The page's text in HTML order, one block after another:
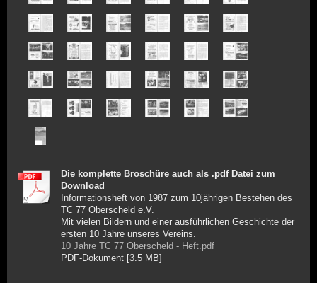
Die komplette Broschüre auch als .pdf Datei zum
Download
Informationsheft von 1987 zum 10jährigen Bestehen des
TC 77 Oberscheld e.V.
Mit vielen Bildern und einer ausführlichen Geschichte der
ersten 10 Jahre unseres Vereins.
10 Jahre TC 77 Oberscheld - Heft.pdf
PDF-Dokument [3.5 MB]